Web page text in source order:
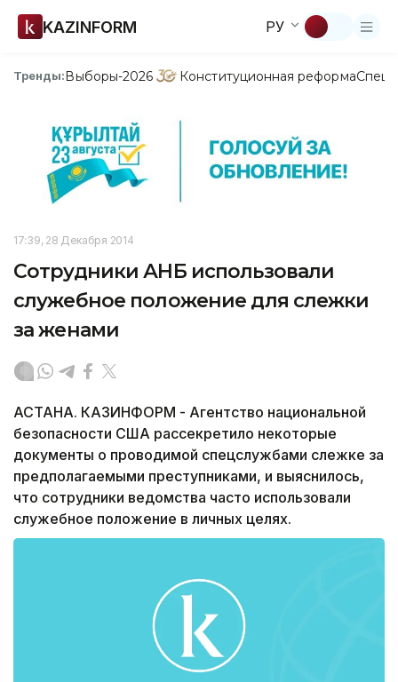
KAZINFORM РУ
Тренды:Выборы-2026 Конституционная реформа
17:39, 28 Декабря 2014
Сотрудники АНБ использовали
служебное положение для слежки
за женами
АСТАНА. КАЗИНФОРМ - Агентство национальной
безопасности США рассекретило некоторые
документы о проводимой спецслужбами слежке за
предполагаемыми преступниками, и выяснилось,
что сотрудники ведомства часто использовали
служебное положение в личных целях.